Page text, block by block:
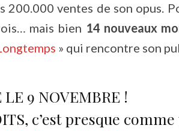
200.000 ventes de son opus.
mais bien 14 nouveaux
» qui rencontre son
9 NOVEMBRE !
c’est presque